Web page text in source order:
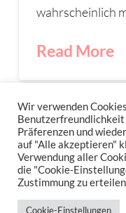
wahrscheinlich
Read More
IMPRESSUM
NEWSLETTER
Stressfrei Und Gesund
Wir verwenden
Benutzerfreundlichkeit
Präferenzen und
auf "Alle akzeptieren"
Verwendung aller
die "Cookie-
Zustimmung zu
Cookie-Einstellungen